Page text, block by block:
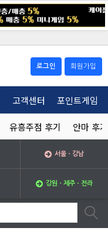
로그인 회원가입
고객센터 포인트게임
유흥주점 후기 안마 후기
서울ㆍ강남
강원ㆍ제주ㆍ전라